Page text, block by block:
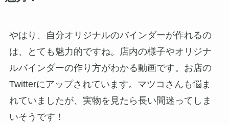
やはり、自分オリジナルのバインダーが作れるの
は、とても魅力的ですね。店内の様子やオリジナ
ルバインダーの作り方がわかる動画です。お店の
Twitterにアップされています。マツコさんも悩ま
れていましたが、実物を見たら長い間迷ってしま
いそうです！